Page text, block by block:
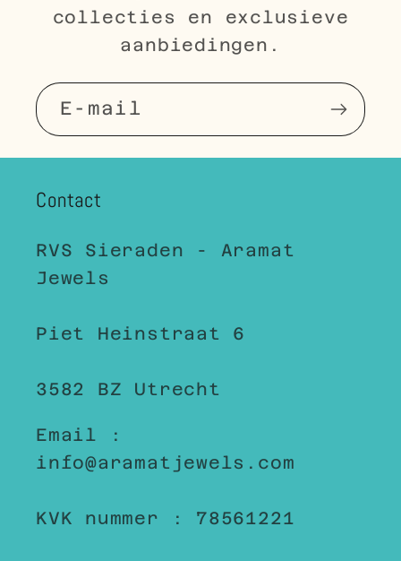
collecties en exclusieve
aanbiedingen.
E‑mail
Contact
RVS Sieraden - Aramat
Jewels
Piet Heinstraat 6
3582 BZ Utrecht
Email :
info@aramatjewels.com
KVK nummer : 78561221